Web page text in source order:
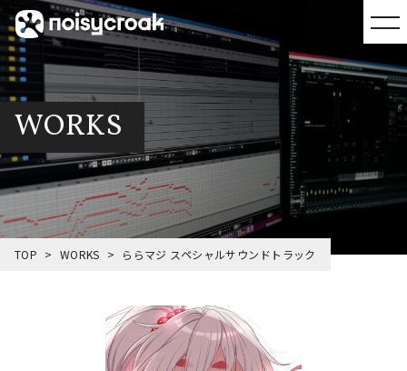
WORKS
TOP WORKS ららマジ スペシャルサウンドトラック